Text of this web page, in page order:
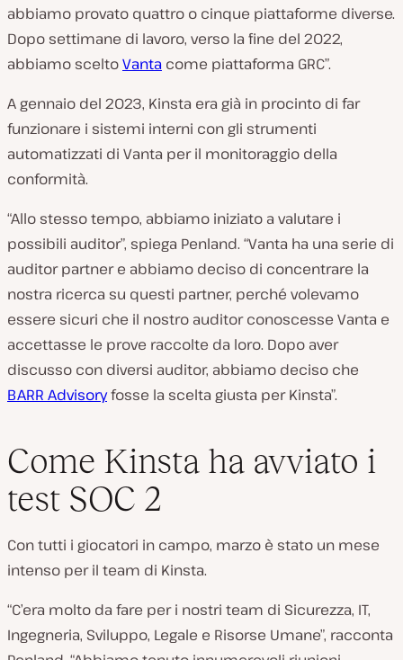
abbiamo provato quattro o cinque piattaforme diverse.
Dopo settimane di lavoro, verso la fine del 2022,
abbiamo sceltoVanta come piattaforma GRC”.
A gennaio del 2023, Kinsta era già in procinto di far
funzionare i sistemi interni con gli strumenti
automatizzati di Vanta per il monitoraggio della
conformità.
“Allo stesso tempo, abbiamo iniziato a valutare i
possibili auditor”, spiega Penland. “Vanta ha una serie di
auditor partner e abbiamo deciso di concentrare la
nostra ricerca su questi partner, perché volevamo
essere sicuri che il nostro auditor conoscesse Vanta e
accettasse le prove raccolte da loro. Dopo aver
discusso con diversi auditor, abbiamo deciso che
BARR Advisoryfosse la scelta giusta per Kinsta”.
Come Kinsta ha avviato i
test SOC 2
Con tutti i giocatori in campo, marzo è stato un mese
intenso per il team di Kinsta.
“C’era molto da fare per i nostri team di Sicurezza, IT,
Ingegneria, Sviluppo, Legale e Risorse Umane”, racconta